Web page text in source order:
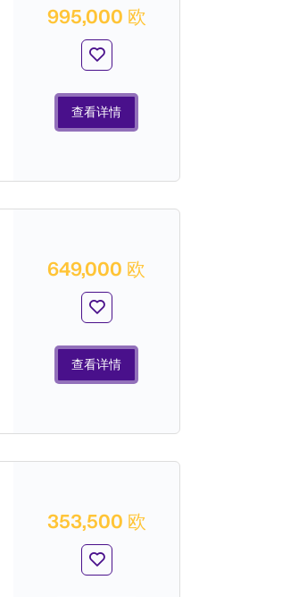
995,000 欧
查看详情
649,000 欧
查看详情
353,500 欧